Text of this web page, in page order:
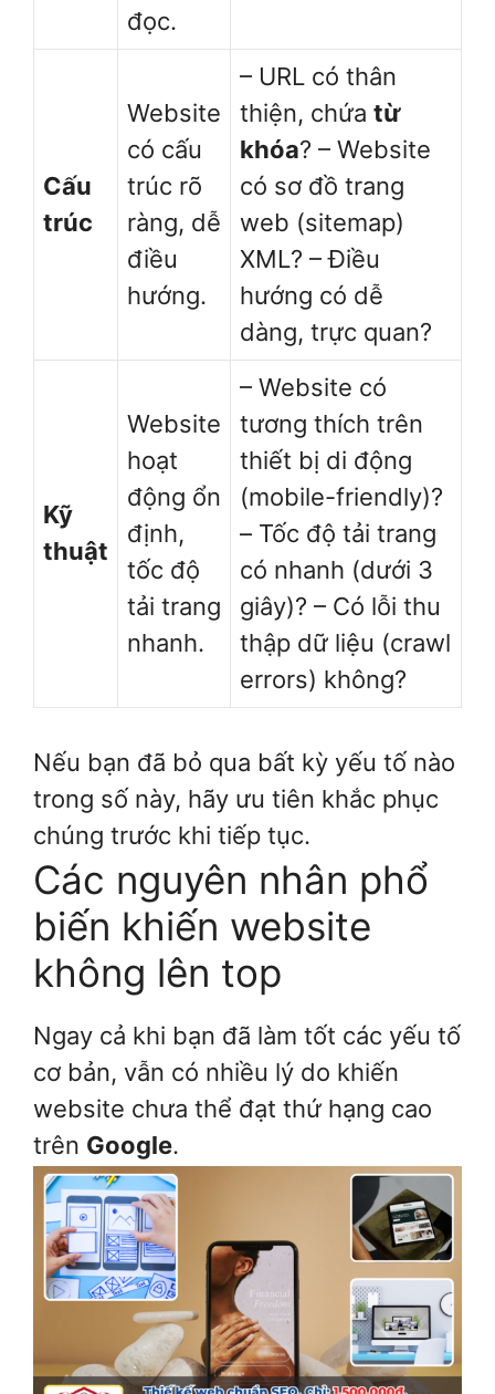
đọc.
Cấu
trúc
Website
có cấu
trúc rõ
ràng, dễ
điều
hướng.
– URL có thân
thiện, chứa từ
khóa? – Website
có sơ đồ trang
web (sitemap)
XML? – Điều
hướng có dễ
dàng, trực quan?
Kỹ
thuật
Website
hoạt
động ổn
định,
tốc độ
tải trang
nhanh.
– Website có
tương thích trên
thiết bị di động
(mobile-friendly)?
– Tốc độ tải trang
có nhanh (dưới 3
giây)? – Có lỗi thu
thập dữ liệu (crawl
errors) không?
Nếu bạn đã bỏ qua bất kỳ yếu tố nào
trong số này, hãy ưu tiên khắc phục
chúng trước khi tiếp tục.
Các nguyên nhân phổ
biến khiến website
không lên top
Ngay cả khi bạn đã làm tốt các yếu tố
cơ bản, vẫn có nhiều lý do khiến
website chưa thể đạt thứ hạng cao
trên Google.